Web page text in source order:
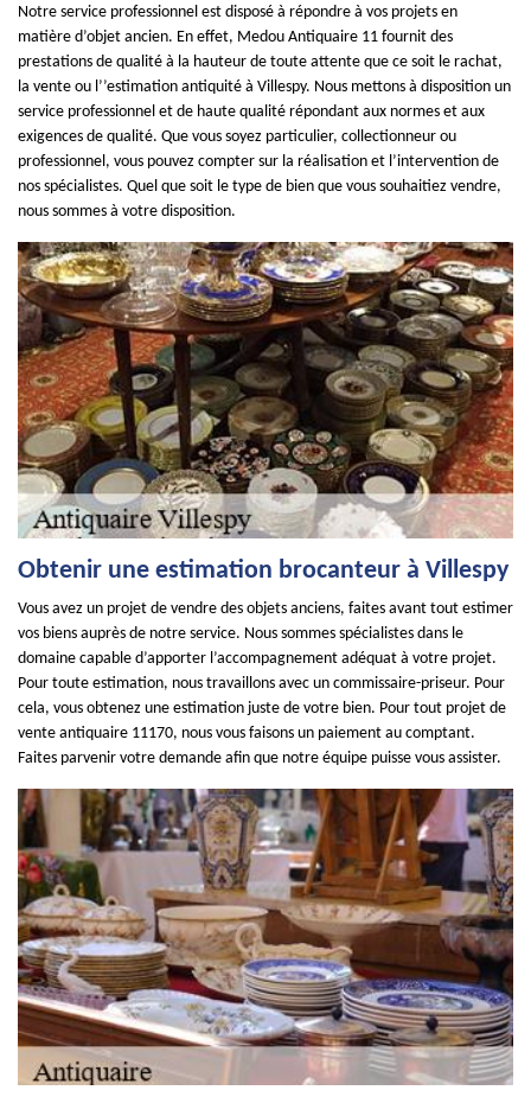
Notre service professionnel est disposé à répondre à vos projets en
matière d’objet ancien. En effet, Medou Antiquaire 11 fournit des
prestations de qualité à la hauteur de toute attente que ce soit le rachat,
la vente ou l’’estimation antiquité à Villespy. Nous mettons à disposition un
service professionnel et de haute qualité répondant aux normes et aux
exigences de qualité. Que vous soyez particulier, collectionneur ou
professionnel, vous pouvez compter sur la réalisation et l’intervention de
nos spécialistes. Quel que soit le type de bien que vous souhaitiez vendre,
nous sommes à votre disposition.
Obtenir une estimation brocanteur à Villespy
Vous avez un projet de vendre des objets anciens, faites avant tout estimer
vos biens auprès de notre service. Nous sommes spécialistes dans le
domaine capable d’apporter l’accompagnement adéquat à votre projet.
Pour toute estimation, nous travaillons avec un commissaire-priseur. Pour
cela, vous obtenez une estimation juste de votre bien. Pour tout projet de
vente antiquaire 11170, nous vous faisons un paiement au comptant.
Faites parvenir votre demande afin que notre équipe puisse vous assister.